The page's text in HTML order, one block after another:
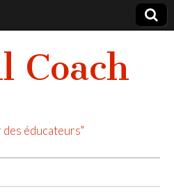
Coach
éducateurs"